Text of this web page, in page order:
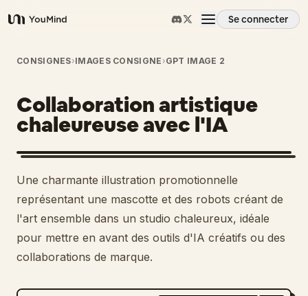
YouMind
Se connecter
Aperçu
Cas d'usage
Compétences
Invites
Tarifs
CONSIGNES›IMAGES CONSIGNE ›GPT IMAGE 2
Collaboration artistique
chaleureuse avec l'IA
Une charmante illustration promotionnelle
représentant une mascotte et des robots créant de
l'art ensemble dans un studio chaleureux, idéale
pour mettre en avant des outils d'IA créatifs ou des
collaborations de marque.